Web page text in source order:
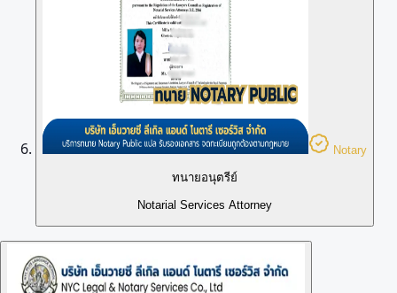
Notary
ทนายอนุตรีย์
Notarial Services Attorney